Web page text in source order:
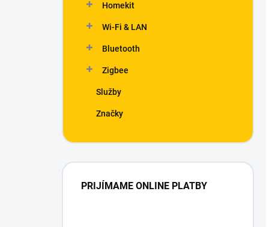
Homekit
Wi-Fi & LAN
Bluetooth
Zigbee
Služby
Značky
PRIJÍMAME ONLINE PLATBY